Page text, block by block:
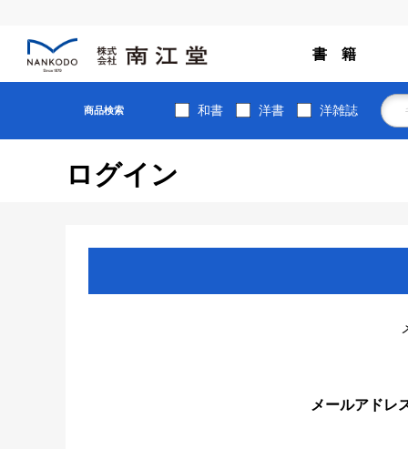
書 籍
商品検索 和書 洋書 洋雑誌
ログイン
メールアドレ